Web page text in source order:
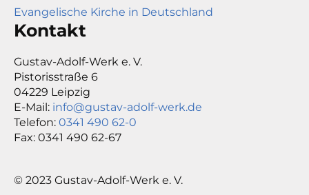
Evangelische Kirche in Deutschland
Kontakt
Gustav-Adolf-Werk e. V.
Pistorisstraße 6
04229 Leipzig
E-Mail: info@gustav-adolf-werk.de
Telefon: 0341 490 62-0
Fax: 0341 490 62-67
© 2023 Gustav-Adolf-Werk e. V.